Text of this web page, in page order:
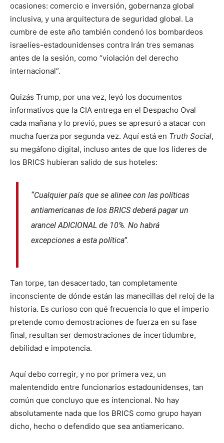
ocasiones: comercio e inversión, gobernanza global
inclusiva, y una arquitectura de seguridad global. La
cumbre de este año también condenó los bombardeos
israelíes-estadounidenses contra Irán tres semanas
antes de la sesión, como “violación del derecho
internacional”.
Quizás Trump, por una vez, leyó los documentos
informativos que la CIA entrega en el Despacho Oval
cada mañana y lo previó, pues se apresuró a atacar con
mucha fuerza por segunda vez. Aquí está en Truth Social,
su megáfono digital, incluso antes de que los líderes de
los BRICS hubieran salido de sus hoteles:
“Cualquier país que se alinee con las políticas
antiamericanas de los BRICS deberá pagar un
arancel ADICIONAL de 10%. No habrá
excepciones a esta política”.
Tan torpe, tan desacertado, tan completamente
inconsciente de dónde están las manecillas del reloj de la
historia. Es curioso con qué frecuencia lo que el imperio
pretende como demostraciones de fuerza en su fase
final, resultan ser demostraciones de incertidumbre,
debilidad e impotencia.
Aquí debo corregir, y no por primera vez, un
malentendido entre funcionarios estadounidenses, tan
común que concluyo que es intencional. No hay
absolutamente nada que los BRICS como grupo hayan
dicho, hecho o defendido que sea antiamericano.